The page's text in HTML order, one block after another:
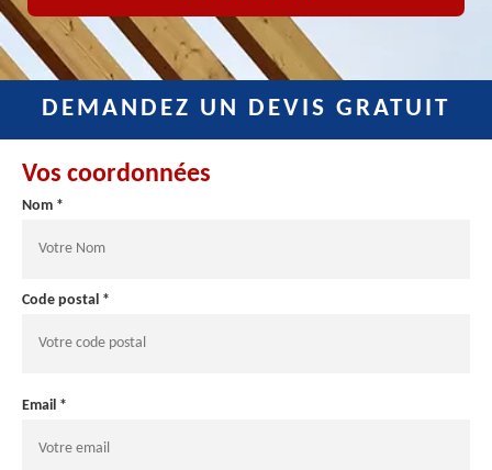
DEMANDEZ UN DEVIS GRATUIT
Vos coordonnées
Nom *
Code postal *
Email *